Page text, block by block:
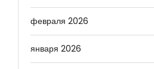
февраля 2026
января 2026